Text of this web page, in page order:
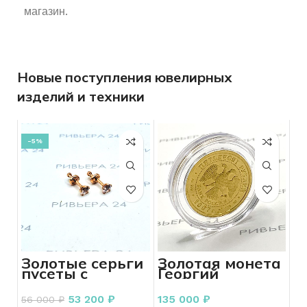
магазин.
Новые поступления ювелирных
изделий и техники
-5%
Золотые серьги
пусеты с
фианитами 585
проба 0.90
56 000₽ 53 200 ₽
Золотая монета
Георгий
Победоносец
999 пробы 7.79
135 000 ₽